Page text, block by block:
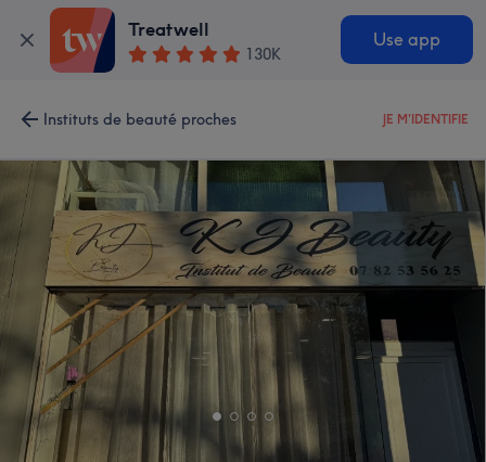
Treatwell
130K
Use app
Instituts de beauté proches JE M'IDENTIFIE